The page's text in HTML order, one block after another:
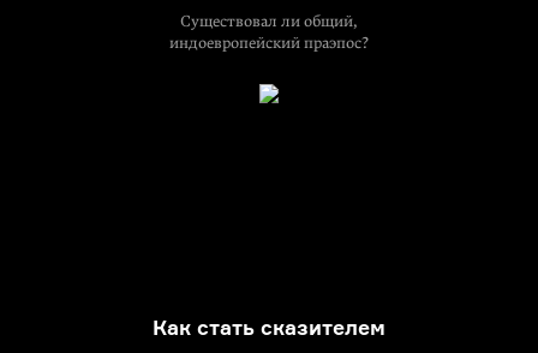
Существовал ли общий,
индоевропейский праэпос?
Как стать сказителем